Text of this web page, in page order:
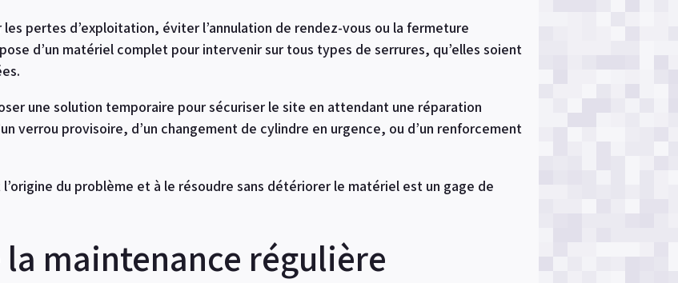
pertes d’exploitation, éviter l’annulation de rendez-vous ou la fermeture
d’un matériel complet pour intervenir sur tous types de serrures, qu’elles soient
une solution temporaire pour sécuriser le site en attendant une réparation
verrou provisoire, d’un changement de cylindre en urgence, ou d’un renforcement
du problème et à le résoudre sans détériorer le matériel est un gage de
la maintenance régulière